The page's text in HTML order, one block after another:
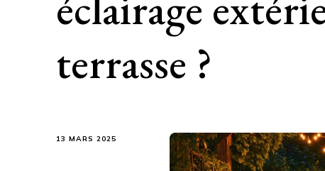
terrasse ?
13 MARS 2025